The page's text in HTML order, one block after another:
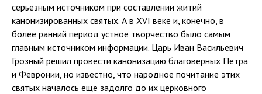
серьезным источником при составлении житий
канонизированных святых. А в XVI веке и, конечно, в
более ранний период устное творчество было самым
главным источником информации. Царь Иван Васильевич
Грозный решил провести канонизацию благоверных Петра
и Февронии, но известно, что народное почитание этих
святых началось еще задолго до их церковного